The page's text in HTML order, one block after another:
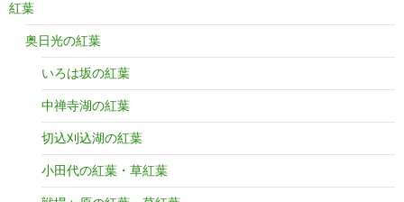
紅葉
奥日光の紅葉
いろは坂の紅葉
中禅寺湖の紅葉
切込刈込湖の紅葉
小田代の紅葉・草紅葉